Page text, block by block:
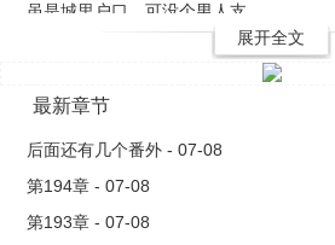
虽是城里户口，可没个男人支..
展开全文
最新章节
后面还有几个番外 - 07-08
第194章 - 07-08
第193章 - 07-08